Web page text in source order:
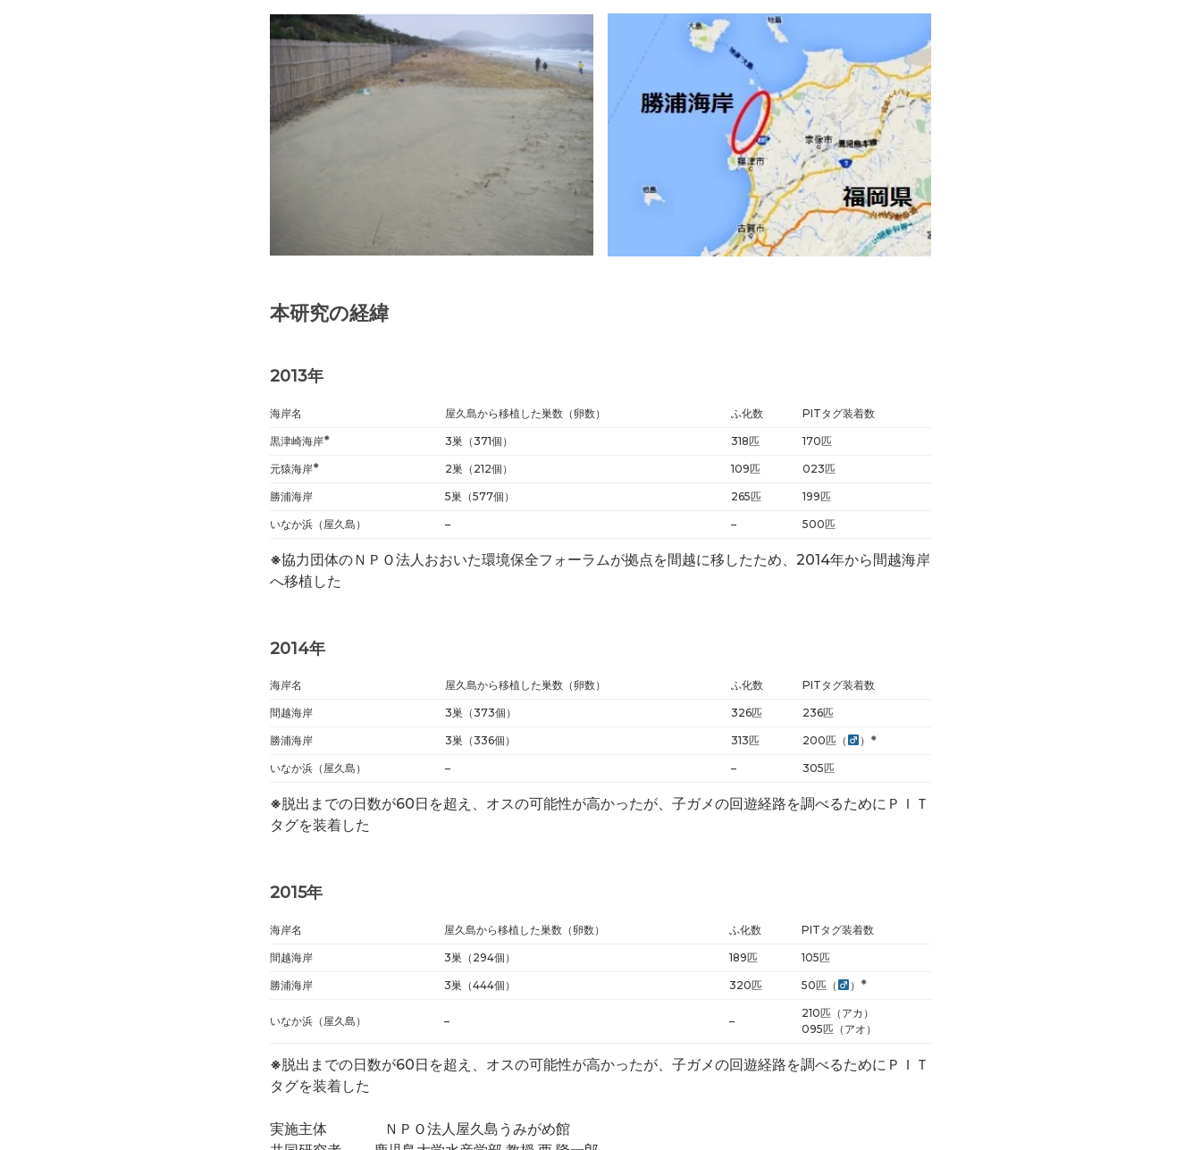
本研究の経緯
2013年
海岸名 屋久島から移植した巣数（卵数） ふ化数 PITタグ装着数
黒津崎海岸※ 3巣（371個） 318匹 170匹
元猿海岸※ 2巣（212個） 109匹 023匹
勝浦海岸 5巣（577個） 265匹 199匹
いなか浜（屋久島） – – 500匹
※協力団体のＮＰＯ法人おおいた環境保全フォーラムが拠点を間越に移したため、2014年から間越海岸
へ移植した
2014年
海岸名 屋久島から移植した巣数（卵数） ふ化数 PITタグ装着数
間越海岸 3巣（373個） 326匹 236匹
勝浦海岸 3巣（336個） 313匹 200匹（ ） ※
いなか浜（屋久島） – – 305匹
※脱出までの日数が60日を超え、オスの可能性が高かったが、子ガメの回遊経路を調べるためにＰＩＴ
タグを装着した
2015年
海岸名 屋久島から移植した巣数（卵数） ふ化数 PITタグ装着数
間越海岸 3巣（294個） 189匹 105匹
勝浦海岸 3巣（444個） 320匹 50匹（ ） ※
いなか浜（屋久島） – –
210匹（アカ）
095匹（アオ）
※脱出までの日数が60日を超え、オスの可能性が高かったが、子ガメの回遊経路を調べるためにＰＩＴ
タグを装着した
実施主体 ＮＰＯ法人屋久島うみがめ館